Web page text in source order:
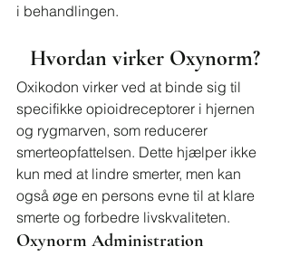
i behandlingen.
Hvordan virker Oxynorm?
Oxikodon virker ved at binde sig til
specifikke opioidreceptorer i hjernen
og rygmarven, som reducerer
smerteopfattelsen. Dette hjælper ikke
kun med at lindre smerter, men kan
også øge en persons evne til at klare
smerte og forbedre livskvaliteten.
Oxynorm Administration